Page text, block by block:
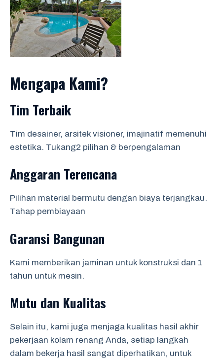
Mengapa Kami?
Tim Terbaik
Tim desainer, arsitek visioner, imajinatif memenuhi
estetika. Tukang2 pilihan & berpengalaman
Anggaran Terencana
Pilihan material bermutu dengan biaya terjangkau.
Tahap pembiayaan
Garansi Bangunan
Kami memberikan jaminan untuk konstruksi dan 1
tahun untuk mesin.
Mutu dan Kualitas
Selain itu, kami juga menjaga kualitas hasil akhir
pekerjaan kolam renang Anda, setiap langkah
dalam bekerja hasil sangat diperhatikan, untuk